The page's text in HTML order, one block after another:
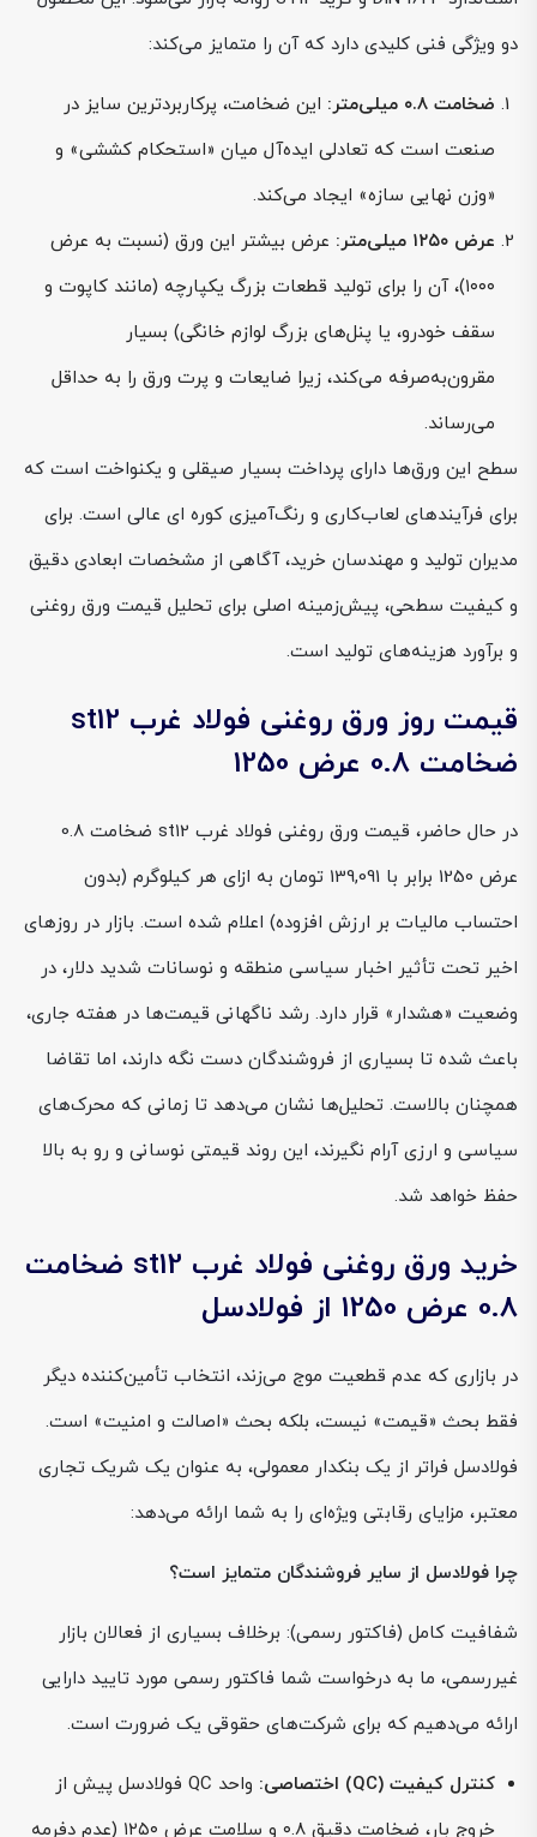
دو ویژگی فنی کلیدی دارد که آن را متمایز می‌کند:
ضخامت ۰.۸ میلی‌متر:
این ضخامت، پرکاربردترین سایز در
صنعت است که تعادلی ایده‌آل میان «استحکام کششی» و
«وزن نهایی سازه» ایجاد می‌کند.
عرض ۱۲۵۰ میلی‌متر:
عرض بیشتر این ورق (نسبت به عرض
۱۰۰۰)، آن را برای تولید قطعات بزرگ یکپارچه (مانند کاپوت و
سقف خودرو، یا پنل‌های بزرگ لوازم خانگی) بسیار
مقرون‌به‌صرفه می‌کند، زیرا ضایعات و پرت ورق را به حداقل
می‌رساند.
سطح این ورق‌ها دارای پرداخت بسیار صیقلی و یکنواخت است که
برای فرآیندهای لعاب‌کاری و رنگ‌آمیزی کوره ای عالی است. برای
مدیران تولید و مهندسان خرید، آگاهی از مشخصات ابعادی دقیق
و کیفیت سطحی، پیش‌زمینه اصلی برای تحلیل قیمت ورق روغنی
و برآورد هزینه‌های تولید است.
قیمت روز ورق روغنی فولاد غرب st12
ضخامت 0.8 عرض 1250
در حال حاضر، قیمت ورق روغنی فولاد غرب st12 ضخامت 0.8
عرض 1250 برابر با 139,091 تومان به ازای هر کیلوگرم (بدون
احتساب مالیات بر ارزش افزوده) اعلام شده است. بازار در روزهای
اخیر تحت تأثیر اخبار سیاسی منطقه و نوسانات شدید دلار، در
وضعیت «هشدار» قرار دارد. رشد ناگهانی قیمت‌ها در هفته جاری،
باعث شده تا بسیاری از فروشندگان دست نگه دارند، اما تقاضا
همچنان بالاست. تحلیل‌ها نشان می‌دهد تا زمانی که محرک‌های
سیاسی و ارزی آرام نگیرند، این روند قیمتی نوسانی و رو به بالا
حفظ خواهد شد.
خرید ورق روغنی فولاد غرب st12 ضخامت
0.8 عرض 1250 از فولادسل
در بازاری که عدم قطعیت موج می‌زند، انتخاب تأمین‌کننده دیگر
فقط بحث «قیمت» نیست، بلکه بحث «اصالت و امنیت» است.
فولادسل فراتر از یک بنکدار معمولی، به عنوان یک شریک تجاری
معتبر، مزایای رقابتی ویژه‌ای را به شما ارائه می‌دهد:
چرا فولادسل از سایر فروشندگان متمایز است؟
شفافیت کامل (فاکتور رسمی): برخلاف بسیاری از فعالان بازار
غیررسمی، ما به درخواست شما فاکتور رسمی مورد تایید دارایی
ارائه می‌دهیم که برای شرکت‌های حقوقی یک ضرورت است.
کنترل کیفیت (QC) اختصاصی:
واحد QC فولادسل پیش از
خروج بار، ضخامت دقیق ۰.۸ و سلامت عرض ۱۲۵۰ (عدم دفرمه